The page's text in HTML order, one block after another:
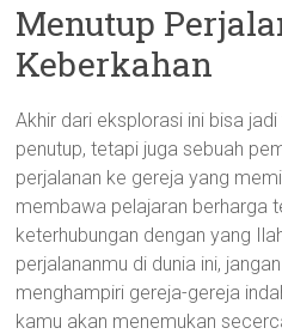
Menutup
Keberkahan
Akhir dari eksplorasi ini bisa
penutup, tetapi juga sebuah
perjalanan ke gereja yang
membawa pelajaran berharga
keterhubungan dengan yang
perjalananmu di dunia ini,
menghampiri gereja-gereja
kamu akan menemukan